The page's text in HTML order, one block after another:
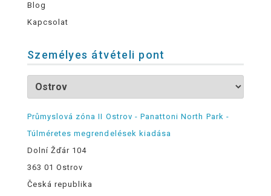
Blog
Kapcsolat
Személyes átvételi pont
Průmyslová zóna II Ostrov - Panattoni North Park -
Túlméretes megrendelések kiadása
Dolní Žďár 104
363 01 Ostrov
Česká republika